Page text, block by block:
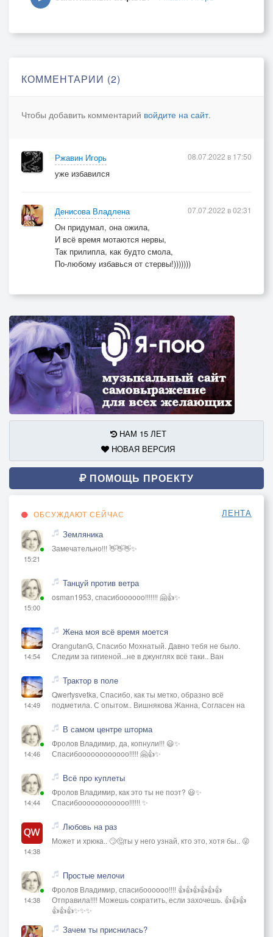
КОММЕНТАРИИ (2)
Чтобы добавить комментарий войдите на сайт.
Ржавин Игорь
уже избавился
08.07.2022 в 17:50
Денисова Владлена
Он придумал, она ожила,
И всё время мотаются нервы,
Так прилипла, как будто смола,
По-любому избавься от стервы!)))))))
07.07.2022 в 02:31
НАМ 15 ЛЕТ
НОВАЯ ВЕРСИЯ
ПОМОЩЬ ПРОЕКТУ
ОБСУЖДАЮТ СЕЙЧАС ЛЕНТА
15:21
Земляника
Замечательно!!! 👋👋👋✨
15:00
Танцуй против ветра
osman1953, спасибоооооо!!!!!!! 🤗👍✨
14:54
Жена моя всё время моется
OrangutanG, Спасибо Мохнатый. Давно тебя не было.
Следим за гигиеной...не в джунглях всё таки.. Ван
14:49
Трактор в поле
Qwertysvetka, Спасибо, как ты метко, образно всё
подметила. С опытом.. Вишнякова Жанна, Согласен на
14:46
В самом центре шторма
Фролов Владимир, да, копнули!!! 😃✨
Спасибоооооооооооо!!!!! 🤗👍✨
14:44
Всё про куплеты
Фролов Владимир, как это ты не поэт? 😃✨
Спасибоооооооооооо!!!!!! ✨
14:38
Любовь на раз
Может и хрюка.. 🙄🤔ты у него узнай, кто это, хотя бы.. 😜
14:38
Простые мелочи
Фролов Владимир, спасибоооооо!!!! 👍👍👍👍👍👍
Отправила!!!! Можешь сократить, если захочешь. 👍👍👍
👍👍👍✨✨✨
Зачем ты приснилась?